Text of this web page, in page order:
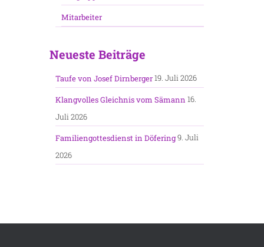
Mitarbeiter
Neueste Beiträge
Taufe von Josef Dirnberger19. Juli 2026
Klangvolles Gleichnis vom Sämann 16.
Juli 2026
Familiengottesdienst in Döfering9. Juli
2026